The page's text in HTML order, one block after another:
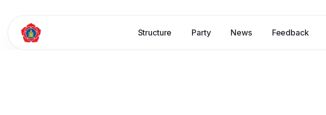
Structure Party News Feedback